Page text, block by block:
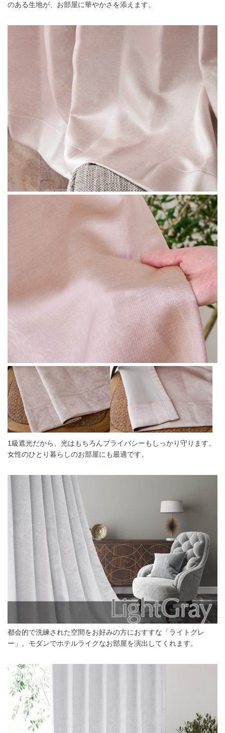
のある生地が、お部屋に華やかさを添えます。
1級遮光だから、光はもちろんプライバシーもしっかり守ります。
女性のひとり暮らしのお部屋にも最適です。
都会的で洗練された空間をお好みの方におすすな「ライトグレ
ー」。モダンでホテルライクなお部屋を演出してくれます。